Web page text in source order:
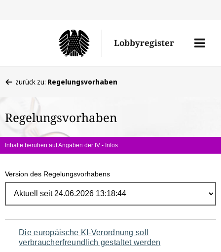
Lobbyregister
Menü
befinden
hier:
zurück zu: Regelungsvorhaben
Regelungsvorhaben
Inhalte beruhen auf Angaben der IV - Infos
Version des Regelungsvorhabens
Navigation
Die europäische KI-Verordnung soll
verbraucherfreundlich gestaltet werden